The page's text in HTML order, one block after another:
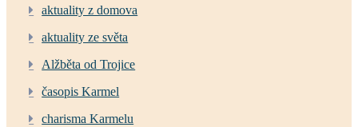
aktuality z domova
aktuality ze světa
Alžběta od Trojice
časopis Karmel
charisma Karmelu